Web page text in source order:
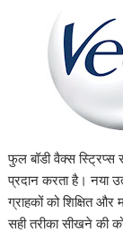
फुल बॉडी वैक्‍स स्ट्रिप्‍स
प्रदान करता है। नया
ग्राहकों को शिक्षि‍त
सही तरीका सीखने की